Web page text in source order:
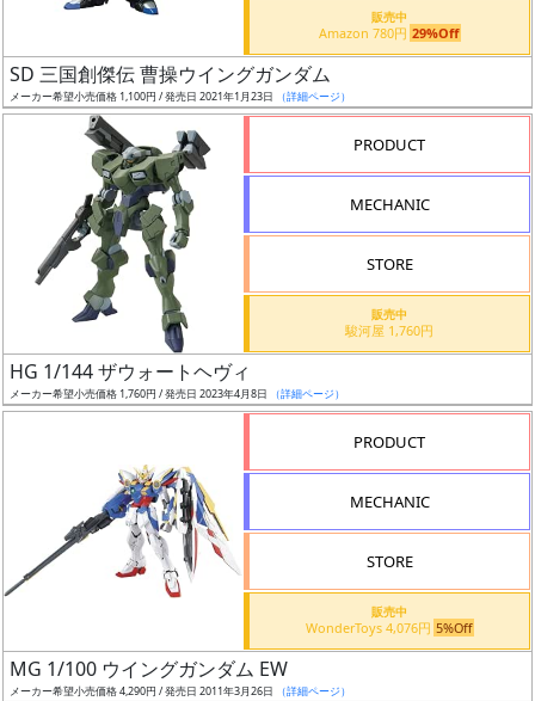
フ
リ
グ
レ
ケ
ル
販売中
Amazon 780円 29%Off
SD 三国創傑伝 曹操ウイングガンダム
メーカー希望小売価格 1,100円 / 発売日 2021年1月23日 （詳細ページ）
PRODUCT
MECHANIC
STORE
販売中
駿河屋 1,760円
HG 1/144 ザウォートヘヴィ
メーカー希望小売価格 1,760円 / 発売日 2023年4月8日 （詳細ページ）
PRODUCT
MECHANIC
STORE
販売中
WonderToys 4,076円 5%Off
MG 1/100 ウイングガンダム EW
メーカー希望小売価格 4,290円 / 発売日 2011年3月26日 （詳細ページ）